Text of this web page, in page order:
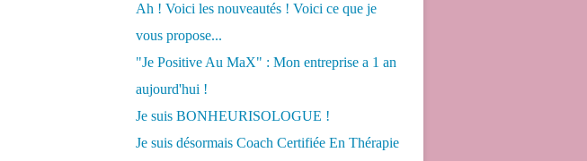
Ah ! Voici les nouveautés ! Voici ce que je
vous propose...
"Je Positive Au MaX" : Mon entreprise a 1 an
aujourd'hui !
Je suis BONHEURISOLOGUE !
Je suis désormais Coach Certifiée En Thérapie